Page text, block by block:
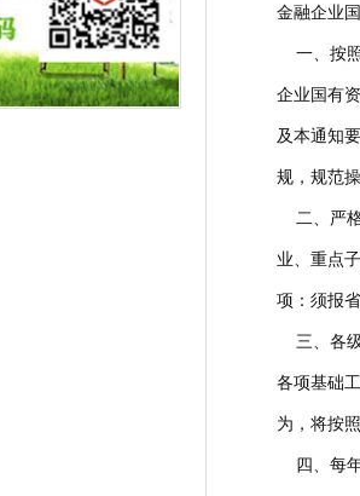
金融企业
一、按照
企业国有
及本通知
规，规范
二、严格
业、重点
项：须报
三、各级
各项基础
为，将按
四、每年